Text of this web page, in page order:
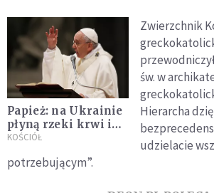
Papież: na Ukrainie
płyną rzeki krwi i
łez, zrobimy
KOŚCIÓŁ
Zwierzchnik
św. w
Hierarcha
udzielacie
potrzebującym”.